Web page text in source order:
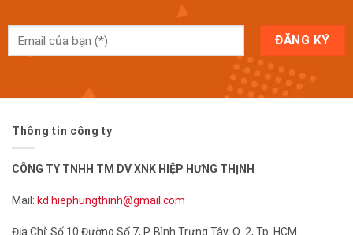
Thông tin công ty
CÔNG TY TNHH TM DV XNK HIỆP HƯNG THỊNH
Mail: kd.hiephungthinh@gmail.com
Địa Chỉ: Số 10 Đường Số 7, P. Bình Trưng Tây, Q. 2, Tp. HCM